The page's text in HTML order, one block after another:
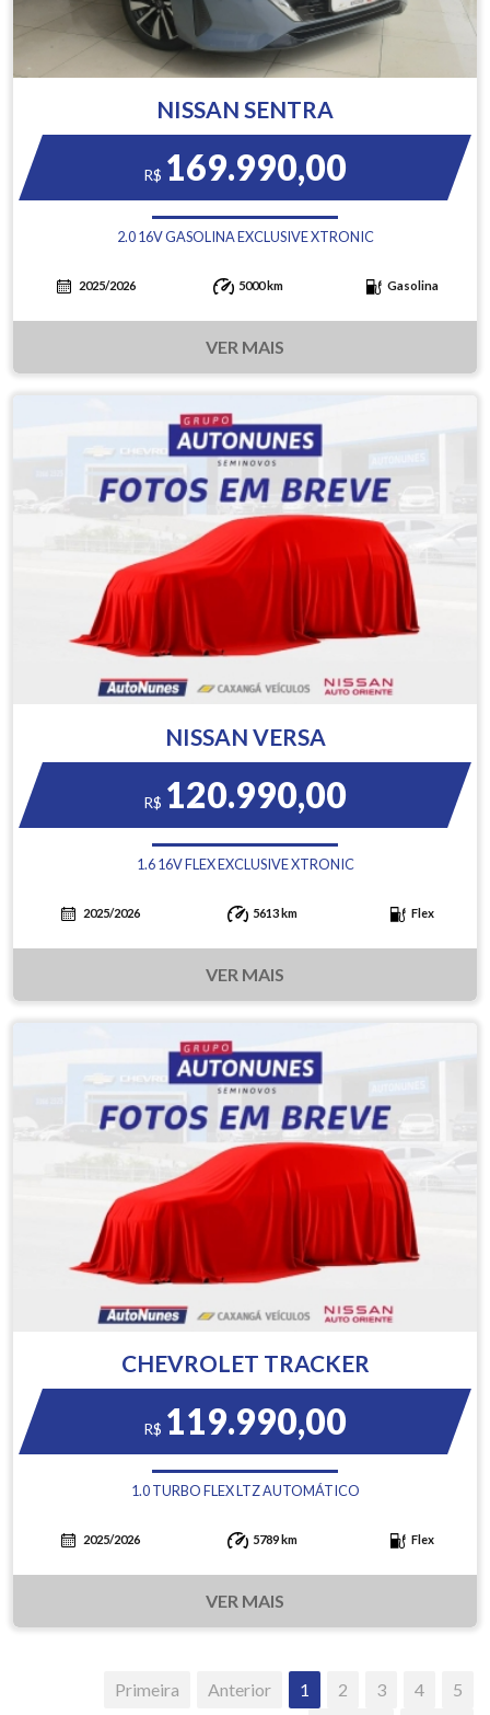
NISSAN SENTRA
R$ 169.990,00
2.0 16V GASOLINA EXCLUSIVE XTRONIC
2025/2026 5000 km Gasolina
VER MAIS
NISSAN VERSA
R$ 120.990,00
1.6 16V FLEX EXCLUSIVE XTRONIC
2025/2026 5613 km Flex
VER MAIS
CHEVROLET TRACKER
R$ 119.990,00
1.0 TURBO FLEX LTZ AUTOMÁTICO
2025/2026 5789 km Flex
VER MAIS
Primeira Anterior 1 2 3 4
5